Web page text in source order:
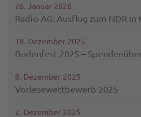
26. Januar 2026
Radio-AG: Ausflug zum NDR in
18. Dezember 2025
Budenfest 2025 –
8. Dezember 2025
Vorlesewettbewerb 2025
2. Dezember 2025